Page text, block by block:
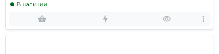
В наличии